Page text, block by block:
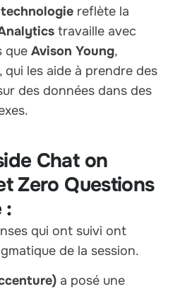
reflète la
travaille avec
que Avison Young,
, qui les aide à prendre des
des données dans des
Chat on
Zero Questions
:
qui ont suivi ont
de la session.
a posé une